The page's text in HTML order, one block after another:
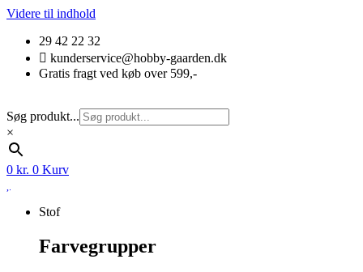
Videre til indhold
29 42 22 32
kunderservice@hobby-gaarden.dk
Gratis fragt ved køb over 599,-
Søg produkt...
×
0 kr. 0 Kurv
Stof
Farvegrupper